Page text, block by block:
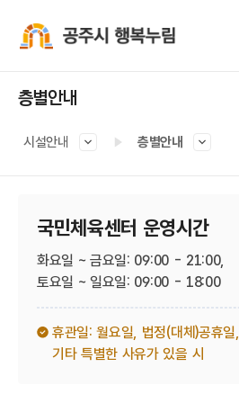
층별안내
시설안내 층별안내
국민체육센터 운영시간
화요일 ~ 금요일: 09:00 - 21:00,
토요일 ~ 일요일: 09:00 - 18:00
휴관일: 월요일, 법정(대체)공휴일,
기타 특별한 사유가 있을 시